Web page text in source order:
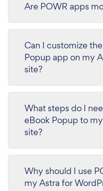
Are POWR apps
Can I customize
Popup app on my
site?
What steps do I
eBook Popup to
site?
Why should I use
my Astra for